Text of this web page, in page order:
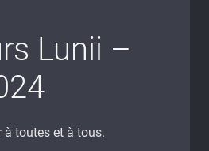
Lunii –
à toutes et à tous.